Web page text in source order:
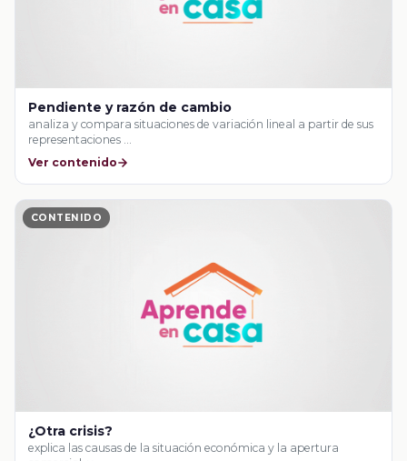
Pendiente y razón de cambio
analiza y compara situaciones de variación lineal a partir de sus
representaciones …
Ver contenido
CONTENIDO
¿Otra crisis?
explica las causas de la situación económica y la apertura